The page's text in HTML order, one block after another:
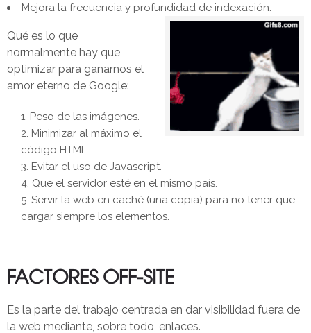
Mejora la frecuencia y profundidad de indexación.
Qué es lo que
normalmente hay que
optimizar para ganarnos el
amor eterno de Google:
Peso de las imágenes.
Minimizar al máximo el
código HTML.
Evitar el uso de Javascript.
Que el servidor esté en el mismo país.
Servir la web en caché (una copia) para no tener que
cargar siempre los elementos.
FACTORES OFF-SITE
Es la parte del trabajo centrada en dar visibilidad fuera de
la web mediante, sobre todo, enlaces.